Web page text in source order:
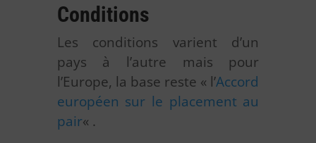
Conditions
Les conditions varient d’un
pays à l’autre mais pour
l’Europe, la base reste « l’Accord
européen sur le placement au
pair« .